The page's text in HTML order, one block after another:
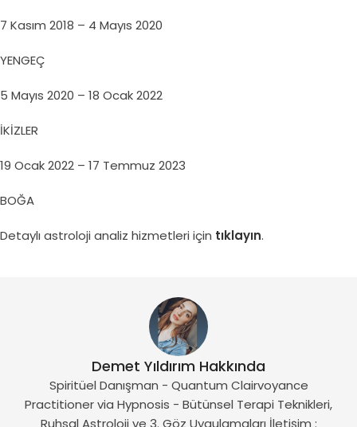
7 Kasım 2018 – 4 Mayıs 2020
YENGEÇ
5 Mayıs 2020 – 18 Ocak 2022
İKİZLER
19 Ocak 2022 – 17 Temmuz 2023
BOĞA
Detaylı astroloji analiz hizmetleri için tıklayın.
Demet Yıldırım Hakkında
Spiritüel Danışman - Quantum Clairvoyance
Practitioner via Hypnosis - Bütünsel Terapi Teknikleri,
Ruhsal Astroloji ve 3. Göz Uygulamaları İletişim :